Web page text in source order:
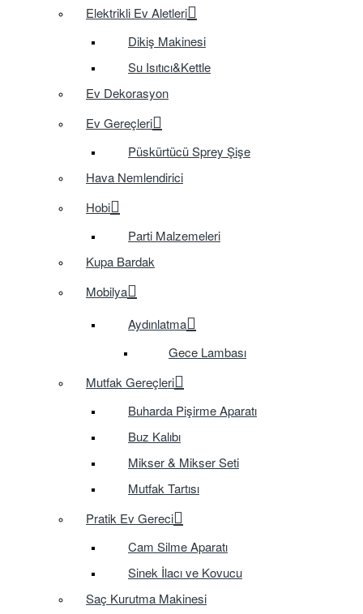
Elektrikli Ev Aletleri
Dikiş Makinesi
Su Isıtıcı&Kettle
Ev Dekorasyon
Ev Gereçleri
Püskürtücü Sprey Şişe
Hava Nemlendirici
Hobi
Parti Malzemeleri
Kupa Bardak
Mobilya
Aydınlatma
Gece Lambası
Mutfak Gereçleri
Buharda Pişirme Aparatı
Buz Kalıbı
Mikser & Mikser Seti
Mutfak Tartısı
Pratik Ev Gereci
Cam Silme Aparatı
Sinek İlacı ve Kovucu
Saç Kurutma Makinesi